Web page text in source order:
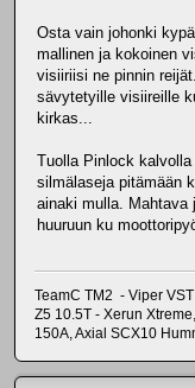
Osta vain johonki
mallinen ja kokoinen
visiiriisi ne pinnin
sävytetyille visiireille
kirkas...
Tuolla Pinlock
silmälaseja pitämään
ainaki mulla.
huuruun ku
TeamC TM2 - Viper
Z5 10.5T - Xerun
150A, Axial SCX10